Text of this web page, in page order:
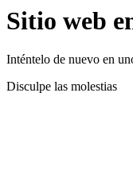
Sitio web
Inténtelo de nuevo en
Disculpe las molestias